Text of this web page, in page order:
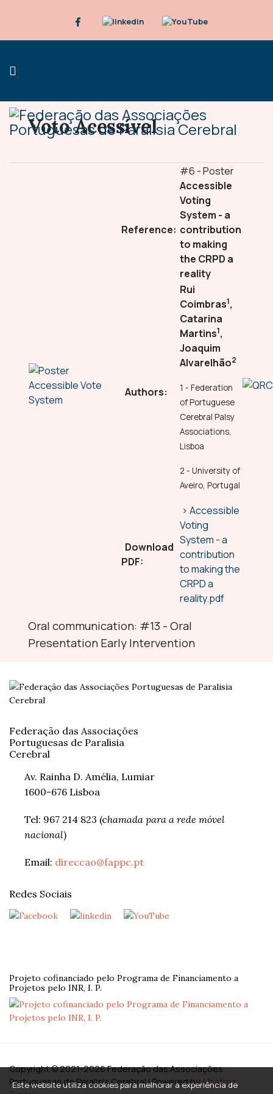
Voto Acessível
Reference:
#6 - Poster
Accessible
Voting
System - a
contribution
to making
the CRPD a
reality
Authors:
Rui
Coimbras1,
Catarina
Martins1,
Joaquim
Alvarelhão2
1 - Federation
of Portuguese
Cerebral Palsy
Associations,
Lisboa
2 - University of
Aveiro, Portugal
Download
PDF:
>Accessible
Voting
System - a
contribution
to making the
CRPD a
reality.pdf
Oral communication: #13 - Oral
Presentation Early Intervention
Federação das Associações
Portuguesas de Paralisia
Cerebral
Av. Rainha D. Amélia, Lumiar
1600-676 Lisboa
Tel: 967 214 823 (chamada para a rede móvel
nacional)
Email: direccao@fappc.pt
Redes Sociais
Projeto cofinanciado pelo Programa de Financiamento a
Projetos pelo INR, I. P.
Copyright ©2021-2026 Federação das Associações
Portuguesas de Paralisia Cerebral | Powered byAlbatroz
Este website utiliza cookies para melhorar a experiência de